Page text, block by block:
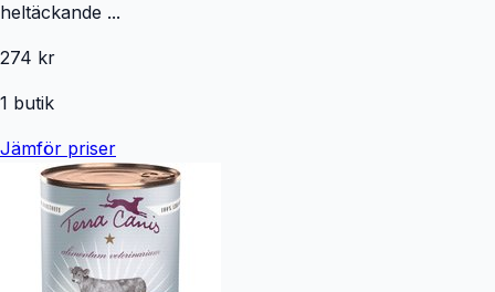
heltäckande ...
274 kr
1 butik
Jämför priser